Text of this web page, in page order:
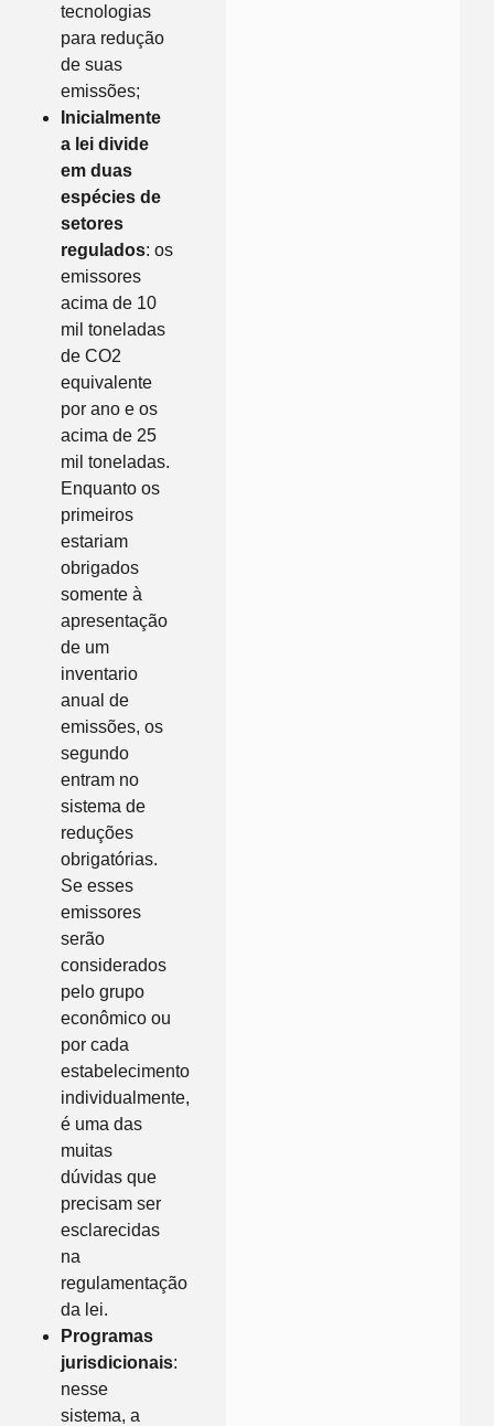
tecnologias
para redução
de suas
emissões;
Inicialmente
a lei divide
em duas
espécies de
setores
regulados: os
emissores
acima de 10
mil toneladas
de CO2
equivalente
por ano e os
acima de 25
mil toneladas.
Enquanto os
primeiros
estariam
obrigados
somente à
apresentação
de um
inventario
anual de
emissões, os
segundo
entram no
sistema de
reduções
obrigatórias.
Se esses
emissores
serão
considerados
pelo grupo
econômico ou
por cada
estabelecimento
individualmente,
é uma das
muitas
dúvidas que
precisam ser
esclarecidas
na
regulamentação
da lei.
Programas
jurisdicionais:
nesse
sistema, a